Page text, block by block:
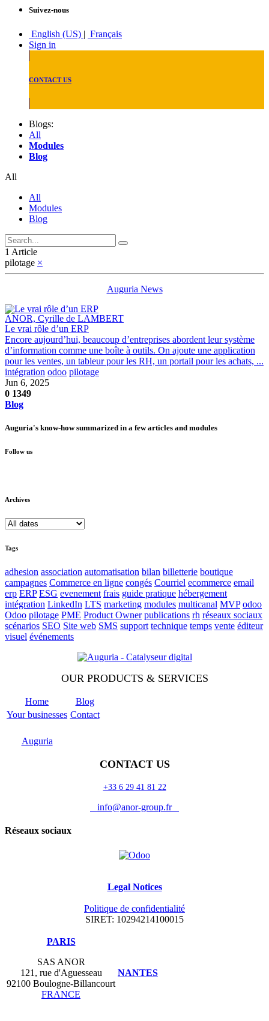
Suivez-nous
English (US) | Français
Sign in
CONTACT US
Blogs:
All
Modules
Blog
All
All
Modules
Blog
1 Article
pilotage ×
Auguria News
ANOR, Cyrille de LAMBERT
Le vrai rôle d’un ERP
Encore aujourd’hui, beaucoup d’entreprises abordent leur système
d’information comme une boîte à outils. On ajoute une application
pour les ventes, un tableur pour les RH, un portail pour les achats, ...
intégration odoo pilotage
Jun 6, 2025
0 1349
Blog
Auguria's know-how summarized in a few articles and modules
Follow us
Archives
Tags
adhesion association automatisation bilan billetterie boutique
campagnes Commerce en ligne congés Courriel ecommerce email
erp ERP ESG evenement frais guide pratique hébergement
intégration LinkedIn LTS marketing modules multicanal MVP odoo
Odoo pilotage PME Product Owner publications rh réseaux sociaux
scénarios SEO Site web SMS support technique temps vente éditeur
visuel événements
OUR PRODUCTS & SERVICES
Home
Blog
Your businesses Contact
Auguria
CONTACT US
+33 6 29 41 81 22
info@anor-group.fr
Réseaux sociaux
Legal Notices
Politique de confidentialité
SIRET: 10294214100015
​PARIS
SAS ANOR
121, rue d'Aguesseau
92100 Boulogne-Billancourt
FRANCE
NANTES